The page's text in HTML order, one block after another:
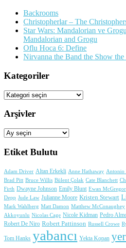
Earth”
Backrooms
Christopherlar – The
Star Wars: Mandalorian ve
Mandalorian and Grogu
Oflu Hoca 6: Define
Nirvanna the Band the Show
Kategoriler
Kategoriler
Arşivler
Arşivler
Etiket Bulutu
Adam Driver Altan Erkekli Anne Hathaway Antonio
Brad Pitt Bruce Willis Bülent Çolak Cate Blanchett
Firth Dwayne Johnson Emily Blunt Ewan McGregor
Depp Jude Law Julianne Moore Kristen Stewart
Mark Wahlberg Matt Damon Matthew McConaughey
Akkoyunlu Nicolas Cage Nicole Kidman Pedro
Robert De Niro Robert Pattinson Russell Crowe
Tom Hanks yabancı Yekta Kopan